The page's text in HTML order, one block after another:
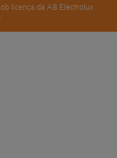
licença da AB Electrolux